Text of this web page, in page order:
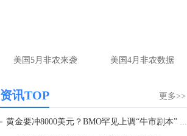
李财： 上方做空位置在79.5附近可以参与，多
匿名网友-中金在线手机网：
原油哪里做多？
李财： 原油当前大的趋势还是弱势，下方关
美国5月非农来袭 美国4月非农数据
更多>>
资讯TOP
黄金要冲8000美元？BMO罕见上调“牛市剧本” 白...